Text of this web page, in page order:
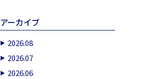
アーカイブ
2026.08
2026.07
2026.06